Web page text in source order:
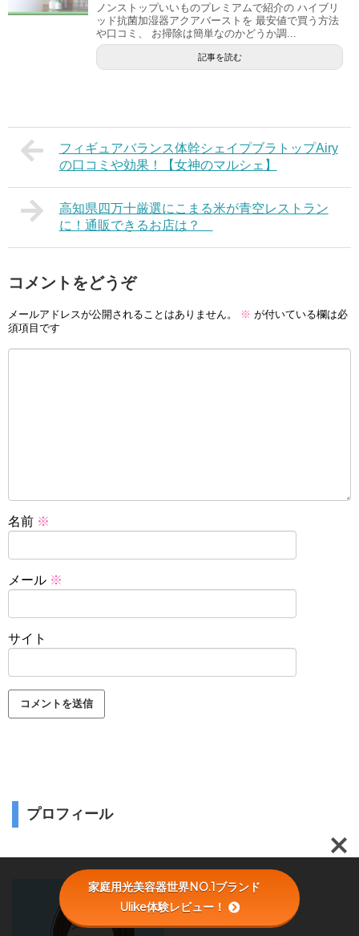
ノンストップいいものプレミアムで紹介の ハイブリ
ッド抗菌加湿器アクアバーストを 最安値で買う方法
や口コミ、 お掃除は簡単なのかどうか調...
記事を読む
フィギュアバランス体幹シェイプブラトップAiry
の口コミや効果！【女神のマルシェ】
高知県四万十厳選にこまる米が青空レストラン
に！通販できるお店は？
コメントをどうぞ
メールアドレスが公開されることはありません。 ※ が付いている欄は必
須項目です
名前 ※
メール ※
サイト
プロフィール
家庭用光美容器世界NO.1ブランド
Ulike体験レビュー！